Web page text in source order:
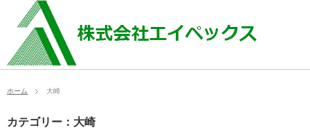
ホーム 大崎
カテゴリー：大崎